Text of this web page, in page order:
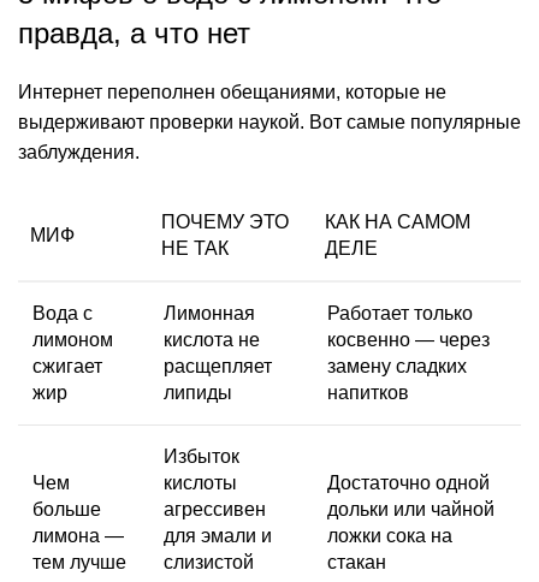
правда, а что нет
Интернет переполнен обещаниями, которые не
выдерживают проверки наукой. Вот самые популярные
заблуждения.
МИФ
ПОЧЕМУ ЭТО
НЕ ТАК
КАК НА САМОМ
ДЕЛЕ
Вода с
лимоном
сжигает
жир
Лимонная
кислота не
расщепляет
липиды
Работает только
косвенно — через
замену сладких
напитков
Чем
больше
лимона —
тем лучше
Избыток
кислоты
агрессивен
для эмали и
слизистой
Достаточно одной
дольки или чайной
ложки сока на
стакан